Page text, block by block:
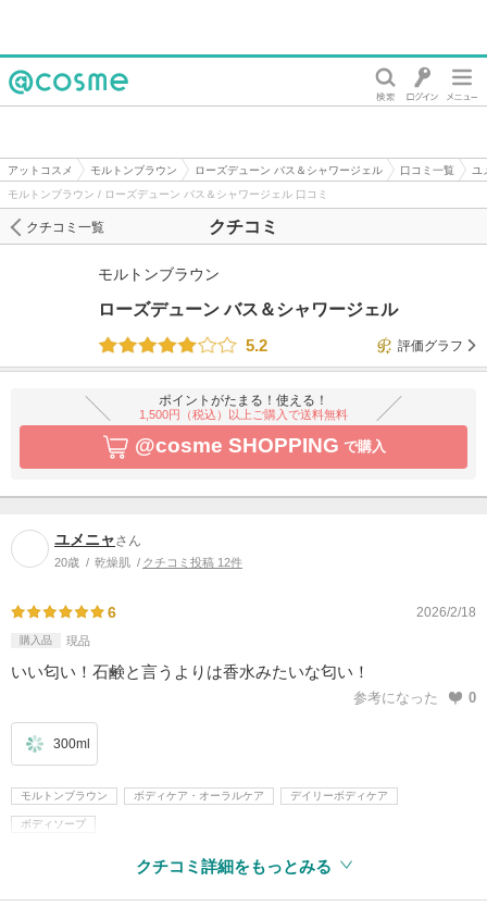
アットコスメ モルトンブラウン ローズデューン バス＆シャワージェル 口コミ一覧
ユ
モルトンブラウン / ローズデューン バス＆シャワージェル 口コミ
クチコミ
クチコミ一覧
モルトンブラウン
ローズデューン バス＆シャワージェル
5.2
評価グラフ
ポイントがたまる！使える！
1,500円（税込）以上ご購入で送料無料
@cosme SHOPPING で購入
ユメニャさん
20歳 乾燥肌 クチコミ投稿 12件
6 2026/2/18
購入品 現品
いい匂い！石鹸と言うよりは香水みたいな匂い！
参考になった 0
300ml
モルトンブラウン ボディケア・オーラルケア デイリーボディケア
ボディソープ
クチコミ詳細をもっとみる